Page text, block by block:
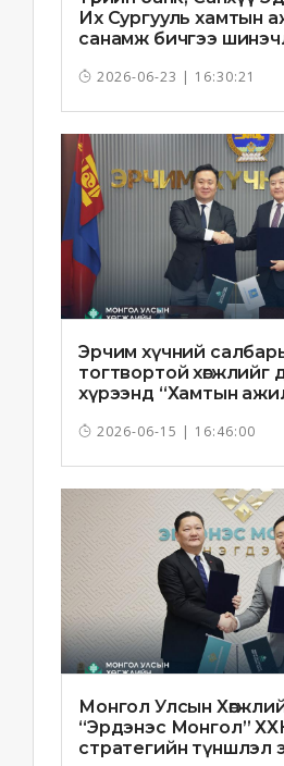
Их Сургууль хамтын
санамж бичгээ
2026-06-23 | 16:30:21
Эрчим хүчний
тогтвортой хөгжлийг
хүрээнд “Хамтын
2026-06-15 | 16:46:00
Монгол Улсын
“Эрдэнэс Монгол”
стратегийн түншлэл